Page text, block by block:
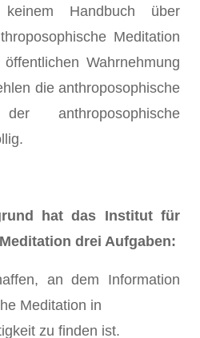
Handbuch über
Meditation
Wahrnehmung
die anthroposophische
anthroposophische
hat das Institut für
drei Aufgaben:
an dem Information
Meditation in
zu finden ist.